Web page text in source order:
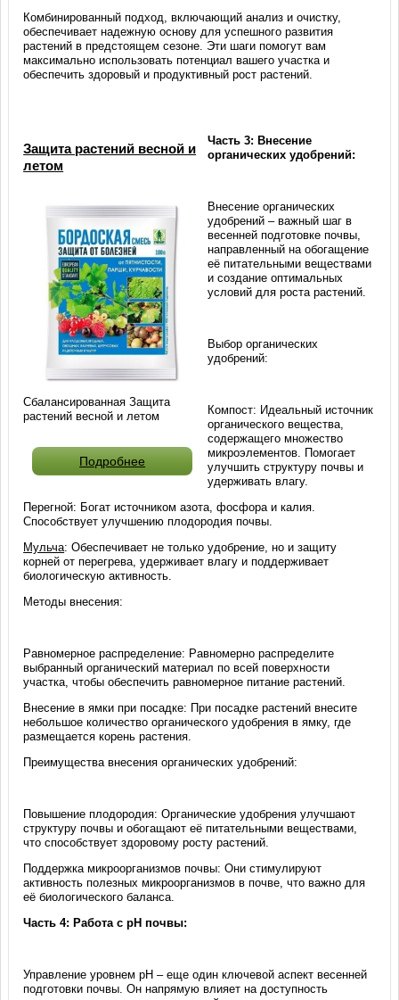
Комбинированный подход, включающий анализ и очистку,
обеспечивает надежную основу для успешного развития
растений в предстоящем сезоне. Эти шаги помогут вам
максимально использовать потенциал вашего участка и
обеспечить здоровый и продуктивный рост растений.
Защита растений весной и
летом
Сбалансированная Защита
растений весной и летом
Подробнее
Часть 3: Внесение
органических удобрений:
Внесение органических
удобрений – важный шаг в
весенней подготовке почвы,
направленный на обогащение
её питательными веществами
и создание оптимальных
условий для роста растений.
Выбор органических
удобрений:
Компост: Идеальный источник
органического вещества,
содержащего множество
микроэлементов. Помогает
улучшить структуру почвы и
удерживать влагу.
Перегной: Богат источником азота, фосфора и калия.
Способствует улучшению плодородия почвы.
Мульча: Обеспечивает не только удобрение, но и защиту
корней от перегрева, удерживает влагу и поддерживает
биологическую активность.
Методы внесения:
Равномерное распределение: Равномерно распределите
выбранный органический материал по всей поверхности
участка, чтобы обеспечить равномерное питание растений.
Внесение в ямки при посадке: При посадке растений внесите
небольшое количество органического удобрения в ямку, где
размещается корень растения.
Преимущества внесения органических удобрений:
Повышение плодородия: Органические удобрения улучшают
структуру почвы и обогащают её питательными веществами,
что способствует здоровому росту растений.
Поддержка микроорганизмов почвы: Они стимулируют
активность полезных микроорганизмов в почве, что важно для
её биологического баланса.
Часть 4: Работа с pH почвы:
Управление уровнем pH – еще один ключевой аспект весенней
подготовки почвы. Он напрямую влияет на доступность